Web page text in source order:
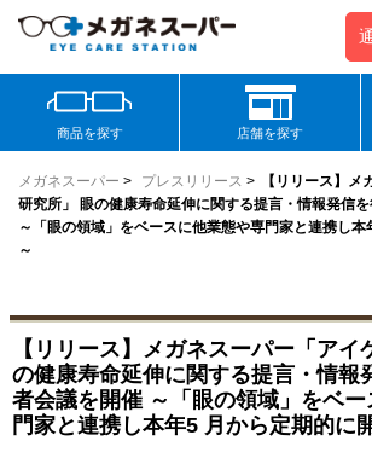
商品を探す 店舗を探す
メガネスーパー > プレスリリース >
【リリース】
研究所」 眼の健康寿命延伸に関する提言・情報発信
～「眼の領域」をベースに他業態や専門家と連携し
～
【リリース】メガネスーパー「アイ
の健康寿命延伸に関する提言・情報
者会議を開催 ～「眼の領域」をベ
門家と連携し本年5 月から定期的に